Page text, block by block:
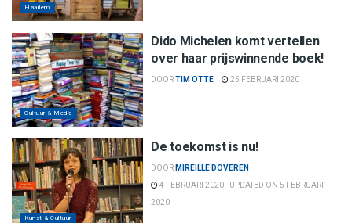
Haarlem
Cultuur & Media
Dido Michelen komt vertellen
over haar prijswinnende boek!
DOORTIM OTTE 25 FEBRUARI 2020
Kunst & Cultuur
De toekomst is nu!
DOOR MIREILLE DOVEREN
4 FEBRUARI 2020 - UPDATED ON 5 FEBRUARI
2020